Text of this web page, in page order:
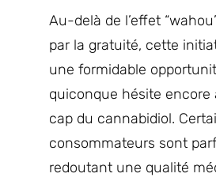
Au-delà de l’effet
par la gratuité, cette
une formidable
quiconque hésite encore
cap du cannabidiol.
consommateurs sont
redoutant une qualité